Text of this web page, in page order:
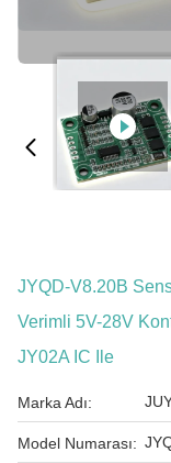
JYQD-V8.20B
Verimli 5V-28V
JY02A IC Ile
Marka Adı:
Model Numarası: